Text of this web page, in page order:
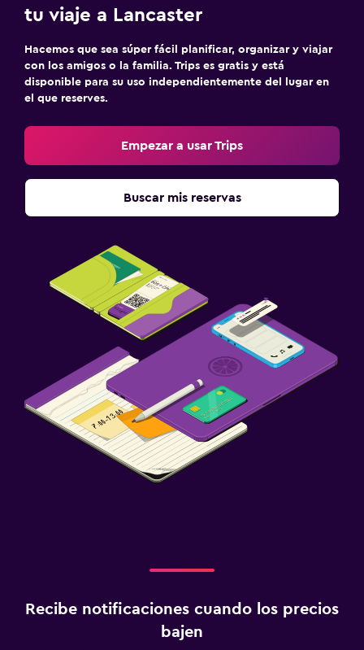
tu viaje a Lancaster
Hacemos que sea súper fácil planificar, organizar y viajar
con los amigos o la familia. Trips es gratis y está
disponible para su uso independientemente del lugar en
el que reserves.
Empezar a usar Trips
Buscar mis reservas
Recibe notificaciones cuando los precios
bajen